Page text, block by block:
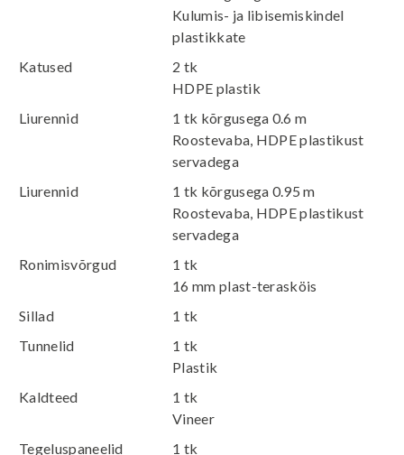
Kulumis- ja libisemiskindel
plastikkate
Katused
2 tk
HDPE plastik
Liurennid
1 tk kõrgusega 0.6 m
Roostevaba, HDPE plastikust
servadega
Liurennid
1 tk kõrgusega 0.95 m
Roostevaba, HDPE plastikust
servadega
Ronimisvõrgud
1 tk
16 mm plast-terasköis
Sillad
1 tk
Tunnelid
1 tk
Plastik
Kaldteed
1 tk
Vineer
Tegeluspaneelid
1 tk